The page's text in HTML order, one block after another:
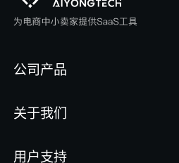
公司产品
关于我们
用户支持